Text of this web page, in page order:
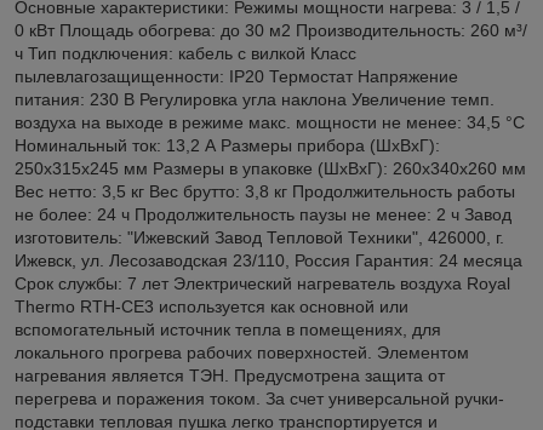
Основные характеристики: Режимы мощности нагрева: 3 / 1,5 /
0 кВт Площадь обогрева: до 30 м2 Производительность: 260 м³/
ч Тип подключения: кабель с вилкой Класс
пылевлагозащищенности: IP20 Термостат Напряжение
питания: 230 В Регулировка угла наклона Увеличение темп.
воздуха на выходе в режиме макс. мощности не менее: 34,5 °С
Номинальный ток: 13,2 А Размеры прибора (ШхВхГ):
250x315x245 мм Размеры в упаковке (ШхВхГ): 260x340x260 мм
Вес нетто: 3,5 кг Вес брутто: 3,8 кг Продолжительность работы
не более: 24 ч Продолжительность паузы не менее: 2 ч Завод
изготовитель: "Ижевский Завод Тепловой Техники", 426000, г.
Ижевск, ул. Лесозаводская 23/110, Россия Гарантия: 24 месяца
Срок службы: 7 лет Электрический нагреватель воздуха Royal
Thermo RTH-CE3 используется как основной или
вспомогательный источник тепла в помещениях, для
локального прогрева рабочих поверхностей. Элементом
нагревания является ТЭН. Предусмотрена защита от
перегрева и поражения током. За счет универсальной ручки-
подставки тепловая пушка легко транспортируется и